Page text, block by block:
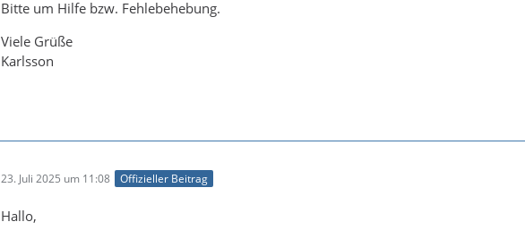
Bitte um Hilfe bzw. Fehlebehebung.
Viele Grüße
Karlsson
23. Juli 2025 um 11:08 Offizieller Beitrag
Hallo,